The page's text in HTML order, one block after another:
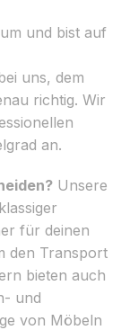
und bist auf
uns, dem
richtig. Wir
an.
Unsere
für deinen
den Transport
bieten auch
und
von Möbeln